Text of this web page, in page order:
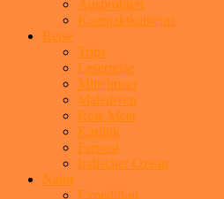
Ausprobiert
Kompaktkameras
Reise
Trips
Leserreise
Mittelmeer
Malediven
Rote Meer
Karibik
Fernost
Indischer Ozean
Natur
Expedition